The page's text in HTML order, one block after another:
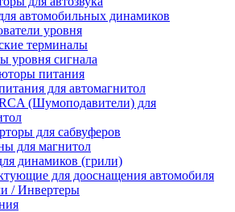
автомобильных динамиков
уровня
терминалы
уровня сигнала
питания
для автомагнитол
(Шумоподавители) для
для сабвуферов
для магнитол
динамиков (грили)
для дооснащения автомобиля
/ Инвертеры